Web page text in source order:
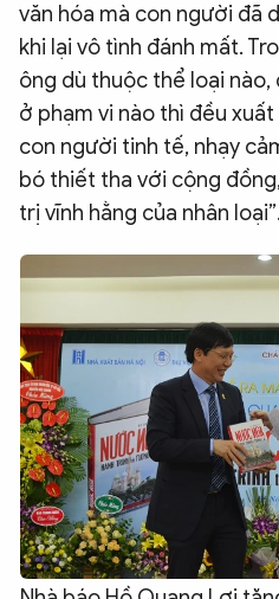
văn hóa mà con người đã
khi lại vô tình đánh mất.
ông dù thuộc thể loại
ở phạm vi nào thì đều
con người tinh tế, nhạy
bó thiết tha với cộng
trị vĩnh hằng của nhân loại”.